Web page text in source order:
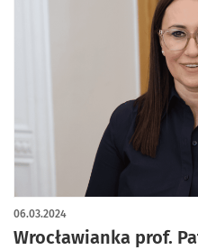
Wrocławianka prof.
06.03.2024